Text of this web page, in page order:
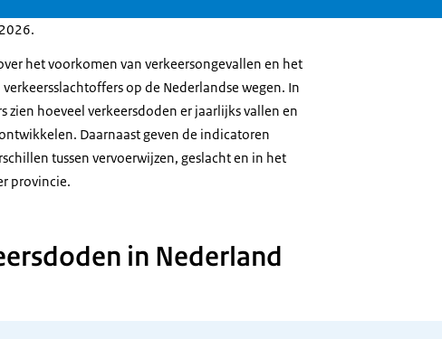
het voorkomen van verkeersongevallen en het
op de Nederlandse wegen. In
zien hoeveel verkeersdoden er jaarlijks vallen en
Daarnaast geven de indicatoren
tussen vervoerwijzen, geslacht en in het
provincie.
in Nederland
Zie de onderstaande tekst voor informatie